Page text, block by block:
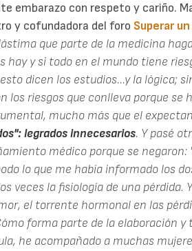
embarazo con respeto y cariño.
y cofundadora del foro Superar
que parte de la medicina
hay y si todo en el mundo tiene
dicen los estudios...y la lógica;
los riesgos que conlleva porque se
mucho más que el
legrados innecesarios. Y pasé
médico porque se negaron:
lo que me había informado los
veces la fisiología de una pérdida.
el torrente hormonal en las
forma parte de la elaboración y
he acompañado a muchas